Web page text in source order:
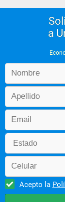
- Finanzas
- Historia de
- Teoría y
- Economía
- Desarrollo
a
Acepto la